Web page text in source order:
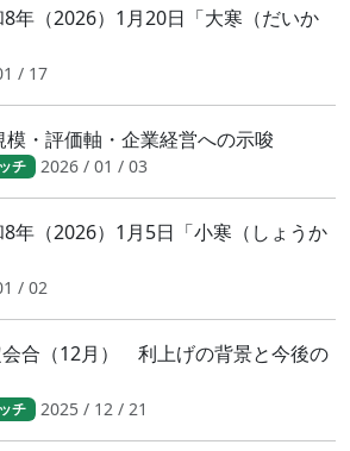
（2026）1月20日「大寒（だいか
/ 17
・評価軸・企業経営への示唆
チ 2026 / 01 / 03
（2026）1月5日「小寒（しょうか
/ 02
会合（12月） 利上げの背景と今後の
チ 2025 / 12 / 21